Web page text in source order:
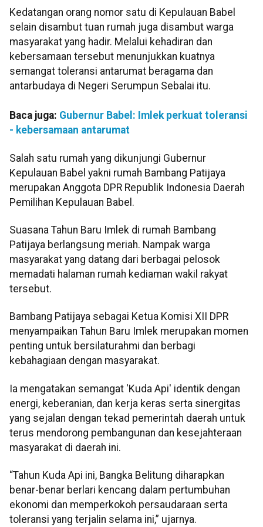
Kedatangan orang nomor satu di Kepulauan Babel
selain disambut tuan rumah juga disambut warga
masyarakat yang hadir. Melalui kehadiran dan
kebersamaan tersebut menunjukkan kuatnya
semangat toleransi antarumat beragama dan
antarbudaya di Negeri Serumpun Sebalai itu.
Baca juga: Gubernur Babel: Imlek perkuat toleransi
- kebersamaan antarumat
Salah satu rumah yang dikunjungi Gubernur
Kepulauan Babel yakni rumah Bambang Patijaya
merupakan Anggota DPR Republik Indonesia Daerah
Pemilihan Kepulauan Babel.
Suasana Tahun Baru Imlek di rumah Bambang
Patijaya berlangsung meriah. Nampak warga
masyarakat yang datang dari berbagai pelosok
memadati halaman rumah kediaman wakil rakyat
tersebut.
Bambang Patijaya sebagai Ketua Komisi XII DPR
menyampaikan Tahun Baru Imlek merupakan momen
penting untuk bersilaturahmi dan berbagi
kebahagiaan dengan masyarakat.
Ia mengatakan semangat 'Kuda Api' identik dengan
energi, keberanian, dan kerja keras serta sinergitas
yang sejalan dengan tekad pemerintah daerah untuk
terus mendorong pembangunan dan kesejahteraan
masyarakat di daerah ini.
“Tahun Kuda Api ini, Bangka Belitung diharapkan
benar-benar berlari kencang dalam pertumbuhan
ekonomi dan memperkokoh persaudaraan serta
toleransi yang terjalin selama ini,” ujarnya.